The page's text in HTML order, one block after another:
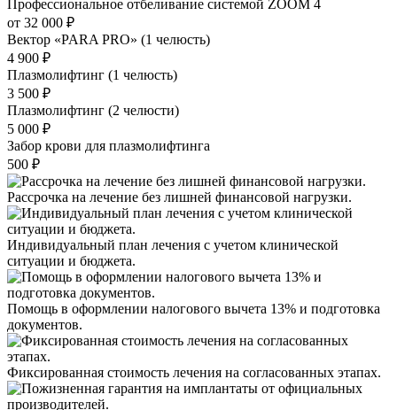
Профессиональное отбеливание системой ZOOM 4
от 32 000 ₽
Вектор «PARA PRO» (1 челюсть)
4 900 ₽
Плазмолифтинг (1 челюсть)
3 500 ₽
Плазмолифтинг (2 челюсти)
5 000 ₽
Забор крови для плазмолифтинга
500 ₽
Рассрочка на лечение без лишней финансовой нагрузки.
Индивидуальный план лечения с учетом клинической
ситуации и бюджета.
Помощь в оформлении налогового вычета 13% и подготовка
документов.
Фиксированная стоимость лечения на согласованных этапах.